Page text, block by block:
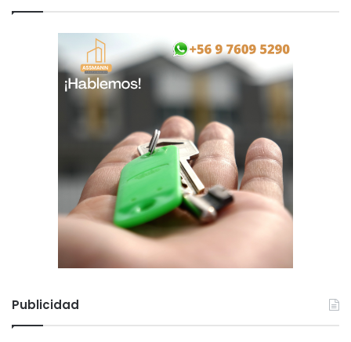
Publicidad